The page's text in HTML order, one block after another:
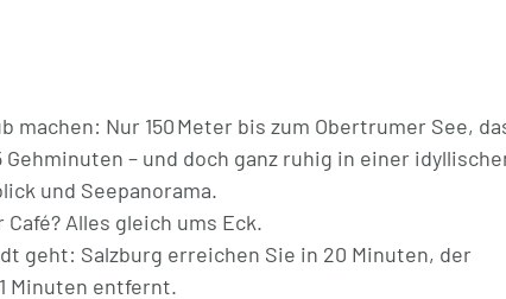
übergeben – einziehen, wohlfühlen,
– mit eigenem Kellerabteil.
zu 3 Stück – direkt vorm Haus (Kaufpreis € 10.000 pro
machen: Nur 150 Meter bis zum Obertrumer See,
– und doch ganz ruhig in einer
und Seepanorama.
Alles gleich ums Eck.
geht: Salzburg erreichen Sie in 20 Minuten, der
Minuten entfernt.